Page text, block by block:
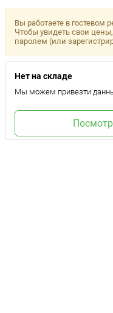
Вы работаете в
Чтобы увидеть свои
паролем (или
Нет на складе
Мы можем привезти